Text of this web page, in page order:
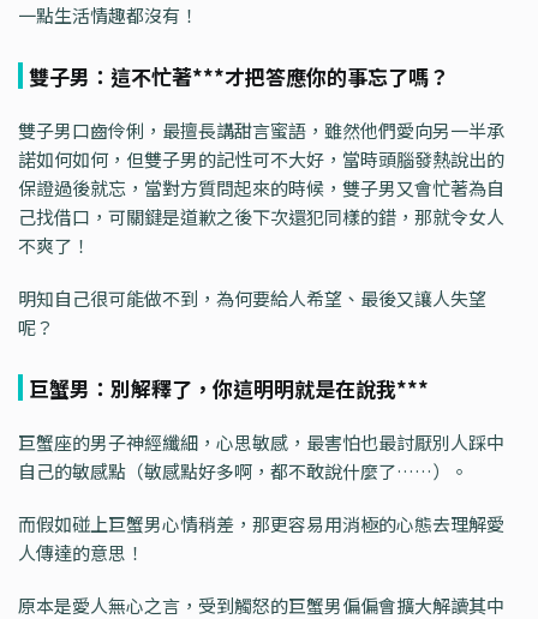
一點生活情趣都沒有！
雙子男：這不忙著***才把答應你的事忘了嗎？
雙子男口齒伶俐，最擅長講甜言蜜語，雖然他們愛向另一半承
諾如何如何，但雙子男的記性可不大好，當時頭腦發熱說出的
保證過後就忘，當對方質問起來的時候，雙子男又會忙著為自
己找借口，可關鍵是道歉之後下次還犯同樣的錯，那就令女人
不爽了！
明知自己很可能做不到，為何要給人希望、最後又讓人失望
呢？
巨蟹男：別解釋了，你這明明就是在說我***
巨蟹座的男子神經纖細，心思敏感，最害怕也最討厭別人踩中
自己的敏感點（敏感點好多啊，都不敢說什麼了……）。
而假如碰上巨蟹男心情稍差，那更容易用消極的心態去理解愛
人傳達的意思！
原本是愛人無心之言，受到觸怒的巨蟹男偏偏會擴大解讀其中